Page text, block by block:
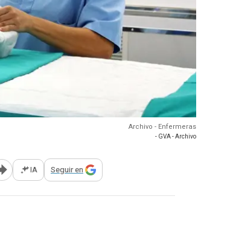
Archivo - Enfermeras
- GVA - Archivo
Abrir opciones para compartir
IA Seguir en